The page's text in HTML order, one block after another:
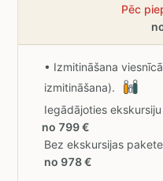
Pēc
• Izmitināšana
izmitināšana).
Iegādājoties
no 799 €
Bez ekskursijas
no 978 €